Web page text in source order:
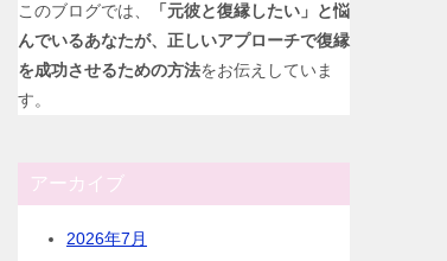
このブログでは、
「元彼と復縁したい」と悩
んでいるあなたが、正しいアプローチで復縁
を成功させるための方法をお伝えしていま
す。
アーカイブ
2026年7月